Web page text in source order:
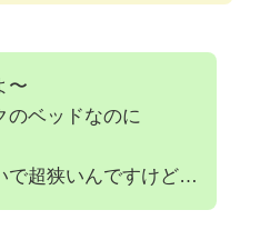
〜
のベッドなのに
で超狭いんですけど…